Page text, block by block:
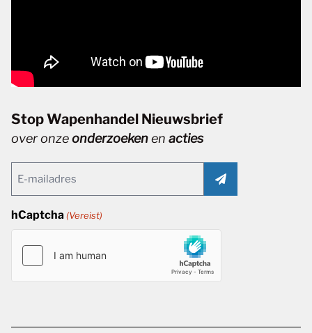
Stop Wapenhandel Nieuwsbrief
over onzeonderzoekenen acties
(Vereist)
hCaptcha (Vereist)